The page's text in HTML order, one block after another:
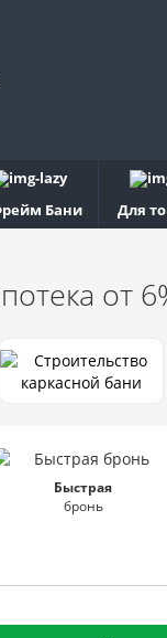
Бани Для
от
Быстрая
бронь